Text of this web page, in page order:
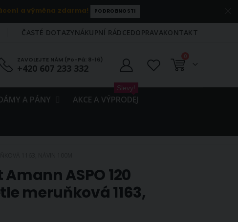
a výměna zdarma! PODROBNOSTI
ČASTÉ DOTAZYNÁKUPNÍ RÁDCEDOPRAVAKONTAKT
ZAVOLEJTE NÁM (Po-Pá: 8-16)
+420 607 233 332 Košík
0položky
A PÁNY AKCE A VÝPRODEJ
Slevy!
ASPO 120
meruňková 1163,